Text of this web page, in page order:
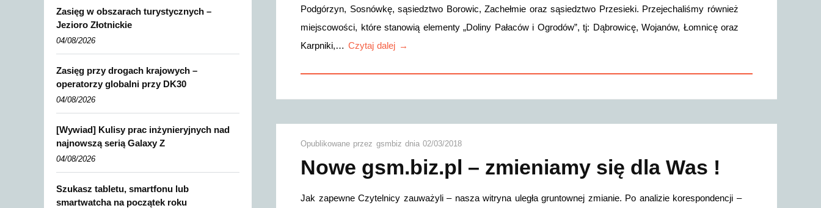
Podgórzyn, Sosnówkę, sąsiedztwo Borowic, Zachełmie oraz sąsiedztwo Przesieki. Przejechaliśmy również
miejscowości, które stanowią elementy „Doliny Pałaców i Ogrodów”, tj: Dąbrowicę, Wojanów, Łomnicę oraz
Karpniki,… Czytaj dalej →
Opublikowane przez gsmbiz dnia02/03/2018
Nowe gsm.biz.pl – zmieniamy się dla Was !
Jak zapewne Czytelnicy zauważyli – nasza witryna uległa gruntownej zmianie. Po analizie korespondencji –
Zasięg w obszarach turystycznych –
Jezioro Złotnickie
04/08/2026
Zasięg przy drogach krajowych –
operatorzy globalni przy DK30
04/08/2026
[Wywiad] Kulisy prac inżynieryjnych nad
najnowszą serią Galaxy Z
04/08/2026
Szukasz tabletu, smartfonu lub
smartwatcha na początek roku